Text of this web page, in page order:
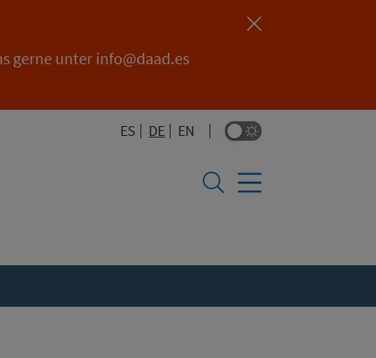
gerne unter info@daad.es
ES
SEITE AUF ESPAÑOL ANZEIGEN
DE EN
SEITE AUF ENGLISH ANZEIGEN